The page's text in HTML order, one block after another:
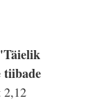
tiibade
2,12